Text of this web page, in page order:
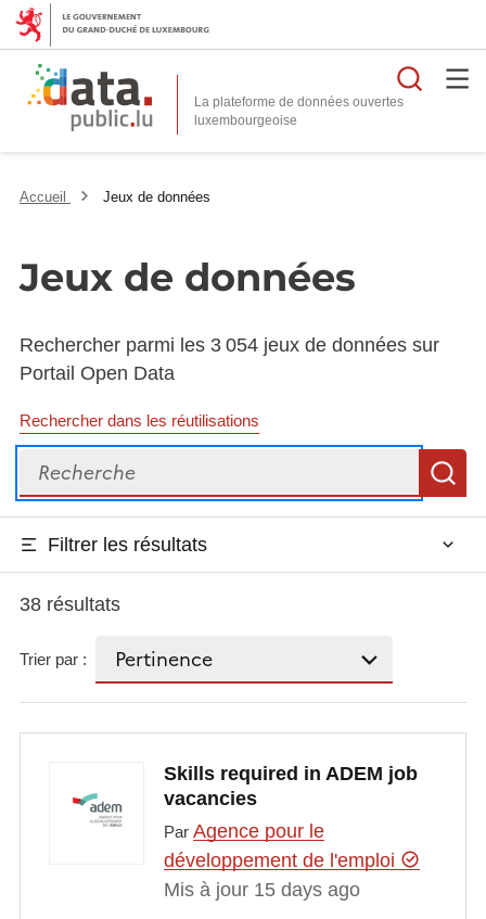
La plateforme de données ouvertes
Accueil Jeux de données
Jeux de données
Rechercher parmi les 3 054 jeux de données sur
Portail Open Data
Rechercher dans les réutilisations
Recherche
Filtrer les résultats
38 résultats
Trier par :
Skills required in ADEM job
vacancies
Par Agence pour le
développement de l'emploi
Mis à jour 15 days ago